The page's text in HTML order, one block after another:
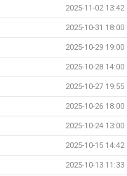
2025-11-02 13:42
2025-10-31 18:00
2025-10-29 19:00
2025-10-28 14:00
2025-10-27 19:55
2025-10-26 18:00
2025-10-24 13:00
2025-10-15 14:42
2025-10-13 11:33